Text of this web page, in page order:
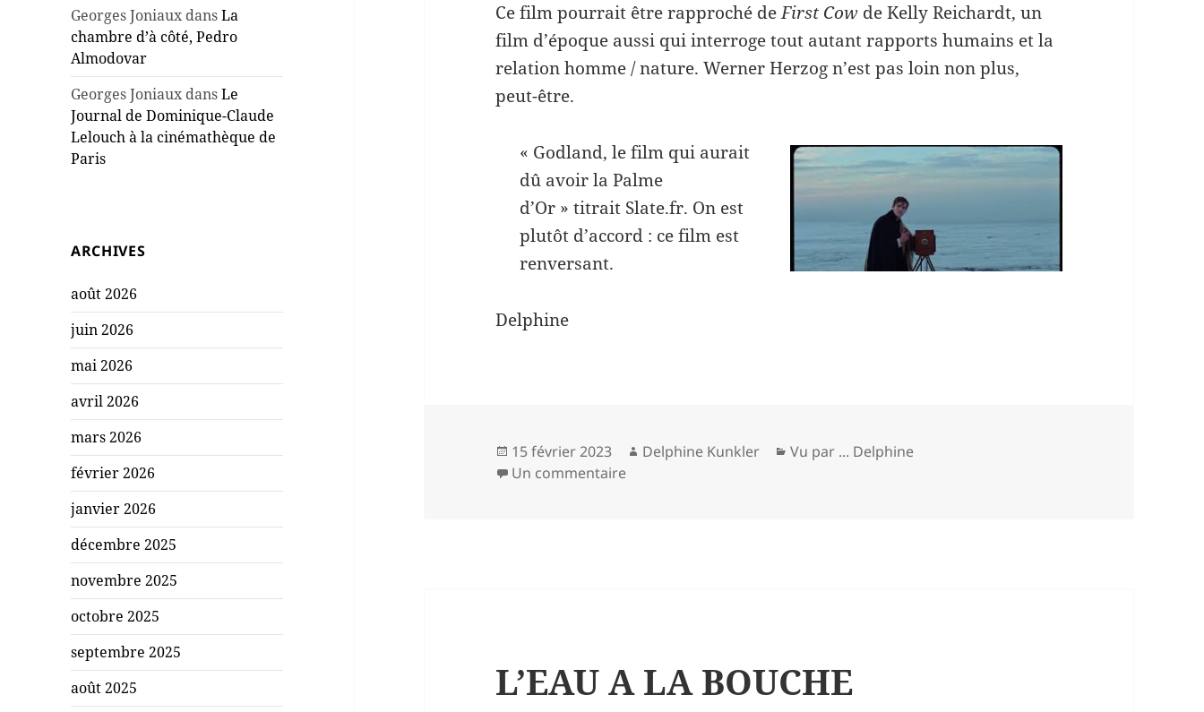
Georges Joniaux dansLa
chambre d’à côté, Pedro
Almodovar
Georges Joniaux dansLe
Journal de Dominique-Claude
Lelouch à la cinémathèque de
Paris
ARCHIVES
août 2026
juin 2026
mai 2026
avril 2026
mars 2026
février 2026
janvier 2026
décembre 2025
novembre 2025
octobre 2025
septembre 2025
août 2025
Ce film pourrait être rapproché deFirst Cow de Kelly Reichardt, un
film d’époque aussi qui interroge tout autant rapports humains et la
relation homme / nature. Werner Herzog n’est pas loin non plus,
peut-être.
« Godland, le film qui aurait
dû avoir la Palme
d’Or » titrait Slate.fr. On est
plutôt d’accord : ce film est
renversant.
Delphine
Publié
le
15 février 2023 Auteur
Delphine Kunkler Catégories
Vu par ... Delphine
Un commentairesur GODLAND – Hlynur Palmason
L’EAU A LA BOUCHE